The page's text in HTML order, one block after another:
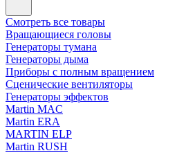
Смотреть все товары
Вращающиеся головы
Генераторы тумана
Генераторы дыма
Приборы с полным вращением
Сценические вентиляторы
Генераторы эффектов
Martin MAC
Martin ERA
MARTIN ELP
Martin RUSH